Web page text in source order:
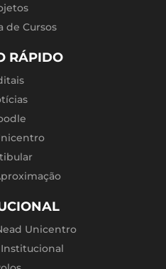
de Cursos
RÁPIDO
Unicentro